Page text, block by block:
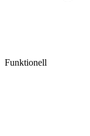
Funktionell